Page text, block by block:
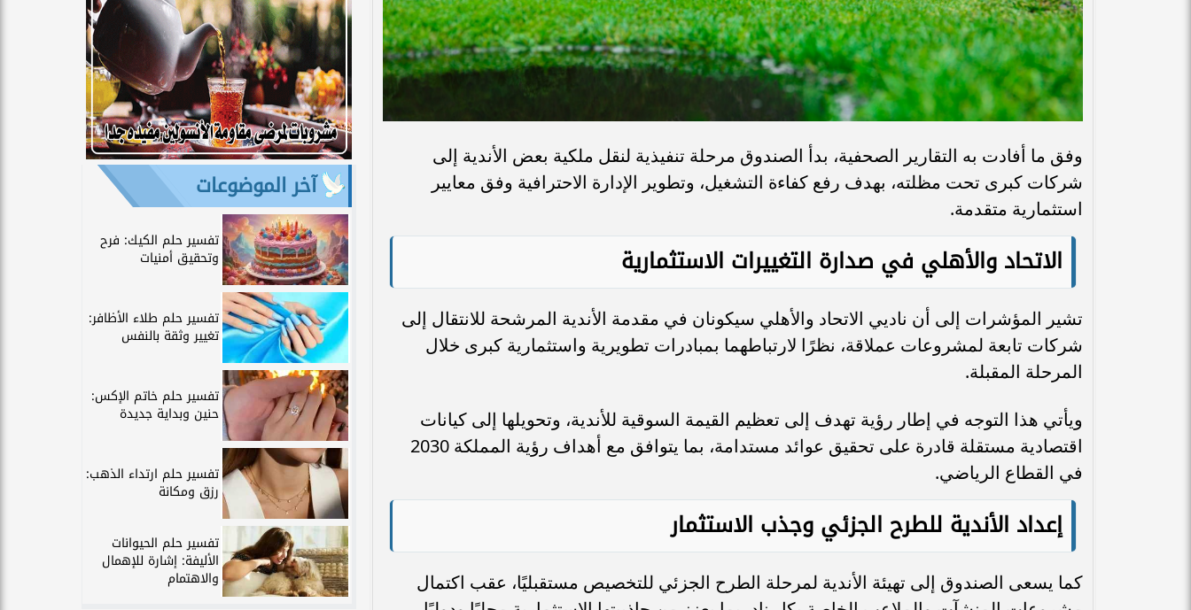
وفق ما أفادت به التقارير الصحفية، بدأ الصندوق مرحلة تنفيذية لنقل ملكية بعض الأندية إلى
شركات كبرى تحت مظلته، بهدف رفع كفاءة التشغيل، وتطوير الإدارة الاحترافية وفق معايير
استثمارية متقدمة.
الاتحاد والأهلي في صدارة التغييرات الاستثمارية
تشير المؤشرات إلى أن ناديي الاتحاد والأهلي سيكونان في مقدمة الأندية المرشحة للانتقال إلى
شركات تابعة لمشروعات عملاقة، نظرًا لارتباطهما بمبادرات تطويرية واستثمارية كبرى خلال
المرحلة المقبلة.
ويأتي هذا التوجه في إطار رؤية تهدف إلى تعظيم القيمة السوقية للأندية، وتحويلها إلى كيانات
اقتصادية مستقلة قادرة على تحقيق عوائد مستدامة، بما يتوافق مع أهداف رؤية المملكة 2030
في القطاع الرياضي.
إعداد الأندية للطرح الجزئي وجذب الاستثمار
كما يسعى الصندوق إلى تهيئة الأندية لمرحلة الطرح الجزئي للتخصيص مستقبليًا، عقب اكتمال
آخر الموضوعات
تفسير حلم الكيك: فرح
وتحقيق أمنيات
تفسير حلم طلاء الأظافر:
تغيير وثقة بالنفس
تفسير حلم خاتم الإكس:
حنين وبداية جديدة
تفسير حلم ارتداء الذهب:
رزق ومكانة
تفسير حلم الحيوانات
الأليفة: إشارة للإهمال
والاهتمام